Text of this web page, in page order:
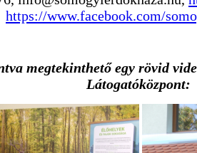
https://www.facebook.com/
megtekinthető egy rövid
Látogatóközpont: